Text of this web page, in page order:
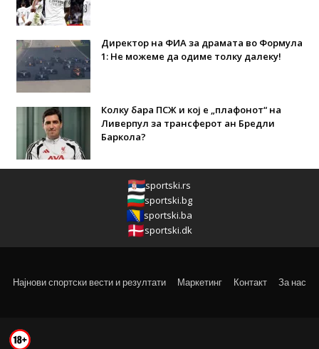
Директор на ФИА за драмата во Формула
1: Не можеме да одиме толку далеку!
Колку бара ПСЖ и кој е „плафонот“ на
Ливерпул за трансферот ан Бредли
Баркола?
sportski.rs
sportski.bg
sportski.ba
sportski.dk
Најнови спортски вести и резултати Маркетинг Контакт За нас